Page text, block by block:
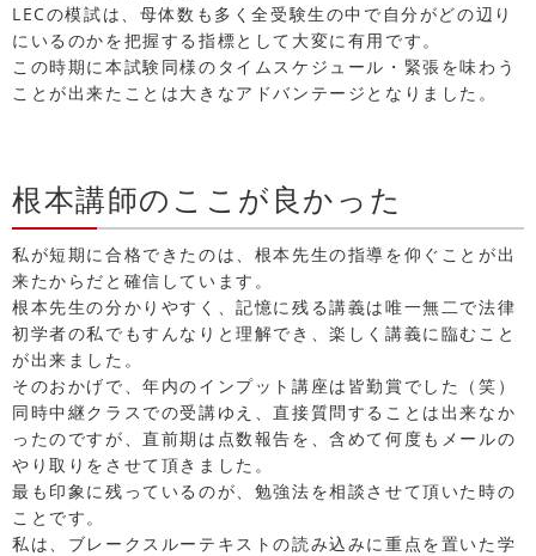
LECの模試は、母体数も多く全受験生の中で自分がどの辺り
にいるのかを把握する指標として大変に有用です。
この時期に本試験同様のタイムスケジュール・緊張を味わう
ことが出来たことは大きなアドバンテージとなりました。
根本講師のここが良かった
私が短期に合格できたのは、根本先生の指導を仰ぐことが出
来たからだと確信しています。
根本先生の分かりやすく、記憶に残る講義は唯一無二で法律
初学者の私でもすんなりと理解でき、楽しく講義に臨むこと
が出来ました。
そのおかげで、年内のインプット講座は皆勤賞でした（笑）
同時中継クラスでの受講ゆえ、直接質問することは出来なか
ったのですが、直前期は点数報告を、含めて何度もメールの
やり取りをさせて頂きました。
最も印象に残っているのが、勉強法を相談させて頂いた時の
ことです。
私は、ブレークスルーテキストの読み込みに重点を置いた学